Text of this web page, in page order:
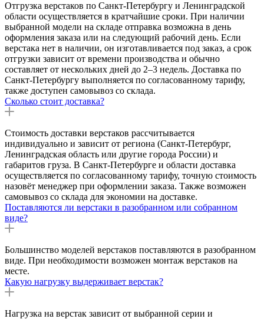
Отгрузка верстаков по Санкт-Петербургу и Ленинградской
области осуществляется в кратчайшие сроки. При наличии
выбранной модели на складе отправка возможна в день
оформления заказа или на следующий рабочий день. Если
верстака нет в наличии, он изготавливается под заказ, а срок
отгрузки зависит от времени производства и обычно
составляет от нескольких дней до 2–3 недель. Доставка по
Санкт-Петербургу выполняется по согласованному тарифу,
также доступен самовывоз со склада.
Сколько стоит доставка?
Стоимость доставки верстаков рассчитывается
индивидуально и зависит от региона (Санкт-Петербург,
Ленинградская область или другие города России) и
габаритов груза. В Санкт-Петербурге и области доставка
осуществляется по согласованному тарифу, точную стоимость
назовёт менеджер при оформлении заказа. Также возможен
самовывоз со склада для экономии на доставке.
Поставляются ли верстаки в разобранном или собранном
виде?
Большинство моделей верстаков поставляются в разобранном
виде. При необходимости возможен монтаж верстаков на
месте.
Какую нагрузку выдерживает верстак?
Нагрузка на верстак зависит от выбранной серии и